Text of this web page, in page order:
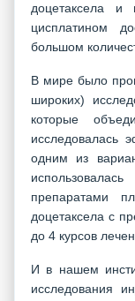
доцетаксела
цисплатином
большом
В мире было
широких)
которые
исследовалась
одним из
препаратами
доцетаксела с
до 4 курсов
И в нашем
исследования